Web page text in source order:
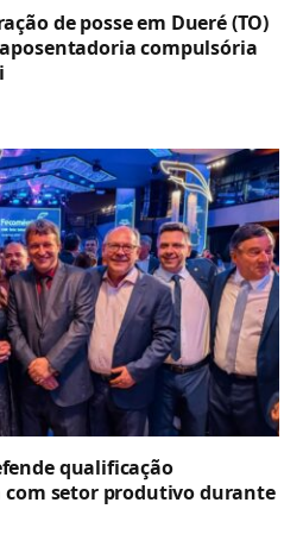
de posse em Dueré (TO)
compulsória
qualificação
com setor produtivo durante